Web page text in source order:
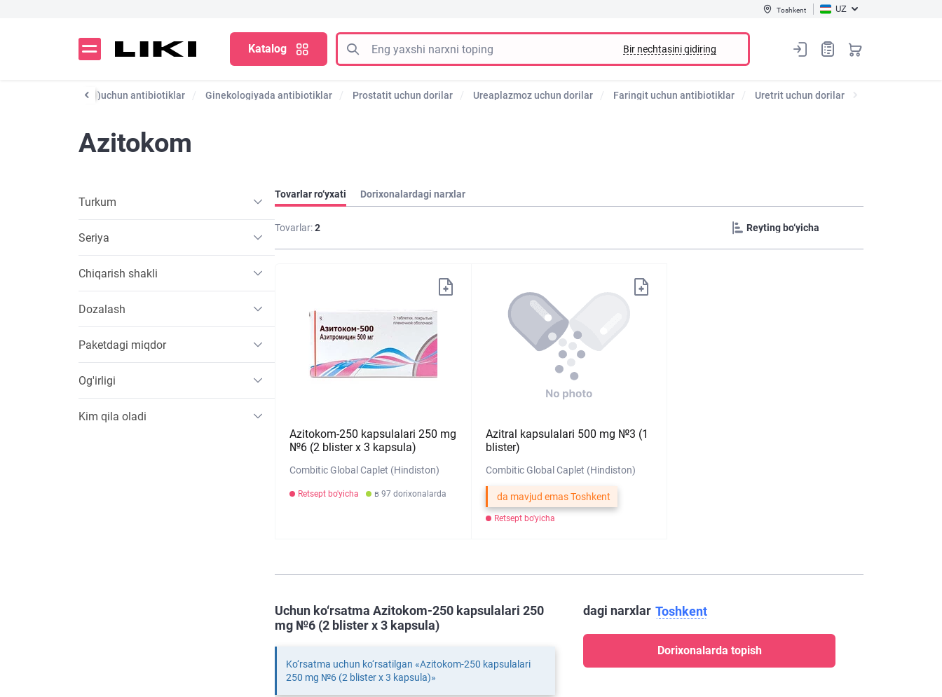
Toshkent UZ
Katalog Bir nechtasini qidiring
Sinusit (sinusit)uchun antibiotiklar Ginekologiyada antibiotiklar Prostatit uchun dorilar Ureaplazmoz uchun dorilar Faringit uchun antibiotiklar Uretrit uchun dorilar
Azitokom
Turkum
Seriya
Chiqarish shakli
Dozalash
Paketdagi miqdor
Og'irligi
Kim qila oladi
Tovarlar ro‘yxati Dorixonalardagi narxlar
Tovarlar:2
Azitokom-250 kapsulalari 250 mg
№6 (2 blister x 3 kapsula)
Combitic Global Caplet (Hindiston)
Retsept bo'yicha в 97 dorixonalarda
Azitral kapsulalari 500 mg №3 (1
blister)
Combitic Global Caplet (Hindiston)
da mavjud emas Toshkent
Retsept bo'yicha
dagi narxlar Toshkent
Dorixonalarda topish
Uchun ko‘rsatma Azitokom-250 kapsulalari 250
mg №6 (2 blister x 3 kapsula)
Ko‘rsatma uchun ko‘rsatilgan «Azitokom-250 kapsulalari
250 mg №6 (2 blister x 3 kapsula)»